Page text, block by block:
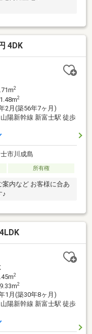
4DK
2
2
2月(築56年7ヶ月)
陽新幹線 新富士駅 徒歩
市川成島
所有権
内など お客様に合あ
♪
2
2
1月(築30年8ヶ月)
陽新幹線 新富士駅 徒歩